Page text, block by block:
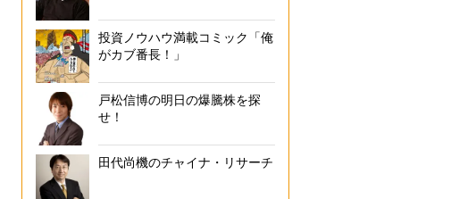
投資ノウハウ満載コミック「俺
がカブ番長！」
戸松信博の明日の爆騰株を探
せ！
田代尚機のチャイナ・リサーチ